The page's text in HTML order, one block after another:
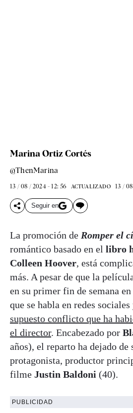
Marina Ortiz Cortés
@ThenMarina
13 / 08 / 2024 - 12: 56 ACTUALIZADO 13 /
Seguir en
La promoción de Romper el
romántico basado en el libro
Colleen Hoover, está
más. A pesar de que la
en su primer fin de semana
que se habla en redes
supuesto conflicto que ha
el director. Encabezado por
años), el reparto ha dejado de
protagonista, productor
filme Justin Baldoni (40).
PUBLICIDAD